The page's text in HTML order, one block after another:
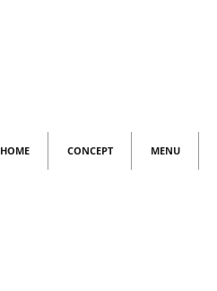
HOME CONCEPT MENU